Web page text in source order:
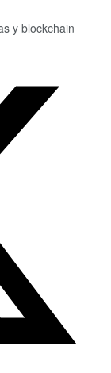
y blockchain